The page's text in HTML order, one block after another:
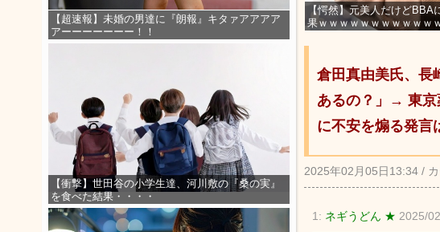
【超速報】未婚の男達に『朗報』キタァアアアア
アーーーーーーー！！
【衝撃】世田谷の小学生達、河川敷の『桑の実』
を食べた結果・・・・
【愕然】元美人だけどBBA
果ｗｗｗｗｗｗｗｗｗｗｗ
倉田真由美氏、長
あるの？」→ 東京
に不安を煽る発言
2025年02月05日13:34 / カ
1: ネギうどん ★ 2025/